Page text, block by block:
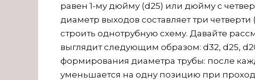
равен 1-му дюйму (d25) или дюйму с
диаметр выходов составляет три
строить однотрубную схему. Давайте
выглядит следующим образом: d32, d25,
формирования диаметра трубы: после
уменьшается на одну позицию при